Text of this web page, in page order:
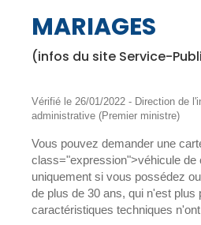
MARIAGES
(infos du site Service-
Vérifié le 26/01/2022 - Direction de
administrative (Premier ministre)
Vous pouvez demander une
class="expression">véhicule de
uniquement si vous possédez
de plus de 30 ans, qui n'est plus
caractéristiques techniques